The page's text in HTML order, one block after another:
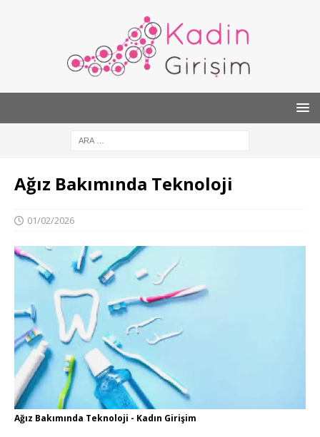
Ağız Bakımında Teknoloji
01/02/2026
Ağız Bakımında Teknoloji - Kadın Girişim